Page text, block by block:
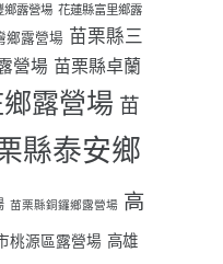
鄉露營場 花蓮縣富里鄉露
鄉露營場 苗栗縣三
營場 苗栗縣卓蘭
露營場 苗
縣泰安鄉
苗栗縣銅鑼鄉露營場 高
桃源區露營場 高雄